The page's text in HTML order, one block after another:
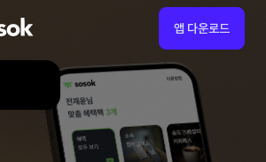
앱 다운로드